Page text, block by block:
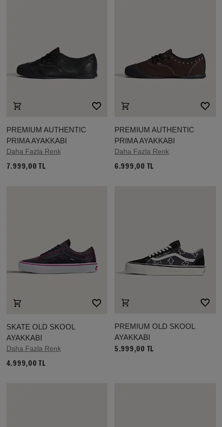
PREMIUM AUTHENTIC
PRIMA AYAKKABI
Daha Fazla Renk
7.999,00 TL
PREMIUM AUTHENTIC
PRIMA AYAKKABI
Daha Fazla Renk
6.999,00 TL
SKATE OLD SKOOL
AYAKKABI
Daha Fazla Renk
4.999,00 TL
PREMIUM OLD SKOOL
AYAKKABI
5.999,00 TL